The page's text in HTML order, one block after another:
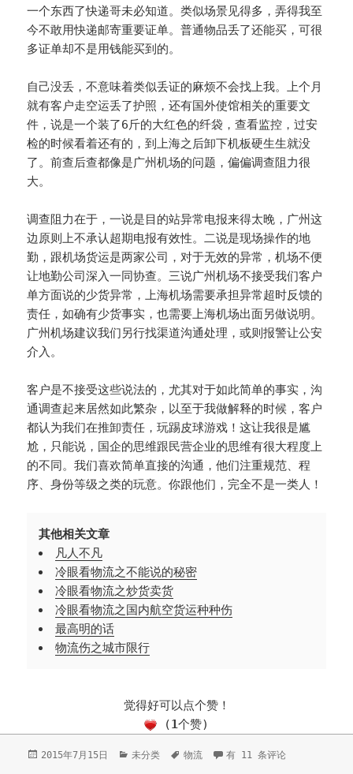
一个东西了快递哥未必知道。类似场景见得多，弄得我至
今不敢用快递邮寄重要证单。普通物品丢了还能买，可很
多证单却不是用钱能买到的。
自己没丢，不意味着类似丢证的麻烦不会找上我。上个月
就有客户走空运丢了护照，还有国外使馆相关的重要文
件，说是一个装了6斤的大红色的纤袋，查看监控，过安
检的时候看着还有的，到上海之后卸下机板硬生生就没
了。前查后查都像是广州机场的问题，偏偏调查阻力很
大。
调查阻力在于，一说是目的站异常电报来得太晚，广州这
边原则上不承认超期电报有效性。二说是现场操作的地
勤，跟机场货运是两家公司，对于无效的异常，机场不便
让地勤公司深入一同协查。三说广州机场不接受我们客户
单方面说的少货异常，上海机场需要承担异常超时反馈的
责任，如确有少货事实，也需要上海机场出面另做说明。
广州机场建议我们另行找渠道沟通处理，或则报警让公安
介入。
客户是不接受这些说法的，尤其对于如此简单的事实，沟
通调查起来居然如此繁杂，以至于我做解释的时候，客户
都认为我们在推卸责任，玩踢皮球游戏！这让我很是尴
尬，只能说，国企的思维跟民营企业的思维有很大程度上
的不同。我们喜欢简单直接的沟通，他们注重规范、程
序、身份等级之类的玩意。你跟他们，完全不是一类人！
其他相关文章
凡人不凡
冷眼看物流之不能说的秘密
冷眼看物流之炒货卖货
冷眼看物流之国内航空货运种种伤
最高明的话
物流伤之城市限行
觉得好可以点个赞！
(1个赞)
发
2015年7月15日
分
未分类
标
物流 不是一类人
有 11 条评论